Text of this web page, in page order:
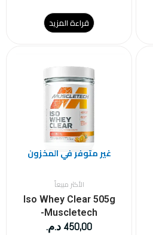
قراءة المزيد
غير متوفر في المخزون
الأكثر مبيعاً
Iso Whey Clear 505g
-Muscletech
450,00 د.م.